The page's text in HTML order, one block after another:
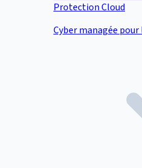
Protection Cloud
Cyber managée